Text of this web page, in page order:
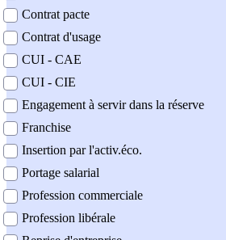
Contrat pacte
Contrat d'usage
CUI - CAE
CUI - CIE
Engagement à servir dans la réserve
Franchise
Insertion par l'activ.éco.
Portage salarial
Profession commerciale
Profession libérale